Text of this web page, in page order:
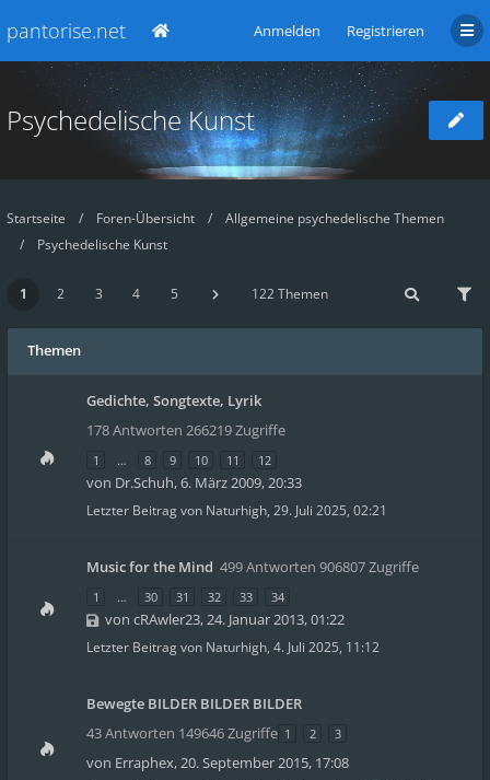
pantorise.net Anmelden Registrieren
Psychedelische Kunst
Startseite Foren-Übersicht
Allgemeine psychedelische Themen
Psychedelische Kunst
1 2 3 4 5 122 Themen
Themen
Gedichte, Songtexte, Lyrik
178 Antworten 266219 Zugriffe
1 … 8 9 10 11 12
von Dr.Schuh,6. März 2009, 20:33
Letzter Beitrag von Naturhigh, 29. Juli 2025, 02:21
Music for the Mind 499 Antworten 906807 Zugriffe
1 … 30 31 32 33 34
von cRAwler23,24. Januar 2013, 01:22
Letzter Beitrag von Naturhigh, 4. Juli 2025, 11:12
Bewegte BILDER BILDER BILDER
43 Antworten 149646 Zugriffe 1 2 3
von Erraphex,20. September 2015, 17:08